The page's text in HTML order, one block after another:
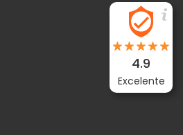
4.9
Excelente